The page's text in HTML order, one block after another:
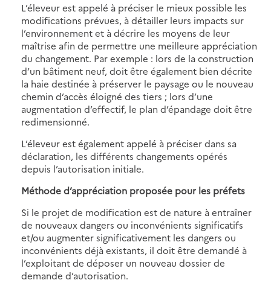
L’éleveur est appelé à préciser le mieux possible les
modifications prévues, à détailler leurs impacts sur
l’environnement et à décrire les moyens de leur
maîtrise afin de permettre une meilleure appréciation
du changement. Par exemple : lors de la construction
d’un bâtiment neuf, doit être également bien décrite
la haie destinée à préserver le paysage ou le nouveau
chemin d’accès éloigné des tiers ; lors d’une
augmentation d’effectif, le plan d’épandage doit être
redimensionné.
L’éleveur est également appelé à préciser dans sa
déclaration, les différents changements opérés
depuis l’autorisation initiale.
Méthode d’appréciation proposée pour les préfets
Si le projet de modification est de nature à entraîner
de nouveaux dangers ou inconvénients significatifs
et/ou augmenter significativement les dangers ou
inconvénients déjà existants, il doit être demandé à
l’exploitant de déposer un nouveau dossier de
demande d’autorisation.